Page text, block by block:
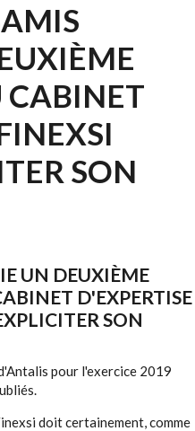
CABINET
SON
UN DEUXIÈME
D'EXPERTISE
SON
pour l'exercice 2019
doit certainement, comme